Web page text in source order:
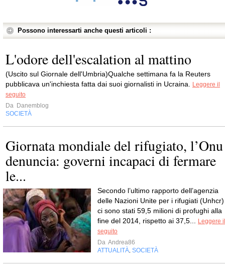
Possono interessarti anche questi articoli :
L'odore dell'escalation al mattino
(Uscito sul Giornale dell'Umbria)Qualche settimana fa la Reuters
pubblicava un'inchiesta fatta dai suoi giornalisti in Ucraina. Leggere il
seguito
Da Danemblog
SOCIETÀ
Giornata mondiale del rifugiato, l’Onu
denuncia: governi incapaci di fermare
le...
Secondo l’ultimo rapporto dell’agenzia
delle Nazioni Unite per i rifugiati (Unhcr)
ci sono stati 59,5 milioni di profughi alla
fine del 2014, rispetto ai 37,5... Leggere il
seguito
Da Andrea86
ATTUALITÀ, SOCIETÀ